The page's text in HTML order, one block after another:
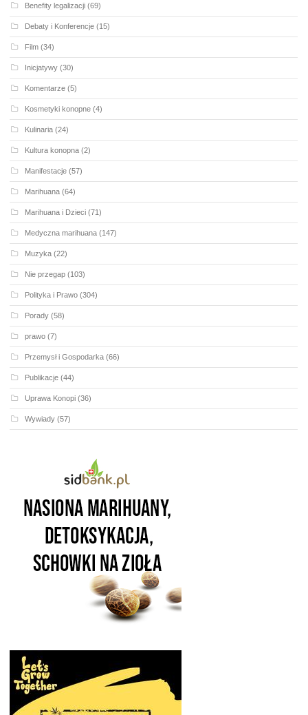
Benefity legalizacji (69)
Debaty i Konferencje (15)
Film (34)
Inicjatywy (30)
Komentarze (5)
Kosmetyki konopne (4)
Kulinaria (24)
Kultura konopna (2)
Manifestacje (57)
Marihuana (64)
Marihuana i Dzieci (71)
Medyczna marihuana (147)
Muzyka (22)
Nie przegap (103)
Polityka i Prawo (304)
Porady (58)
prawo (7)
Przemysł i Gospodarka (66)
Publikacje (44)
Uprawa Konopi (36)
Wywiady (57)